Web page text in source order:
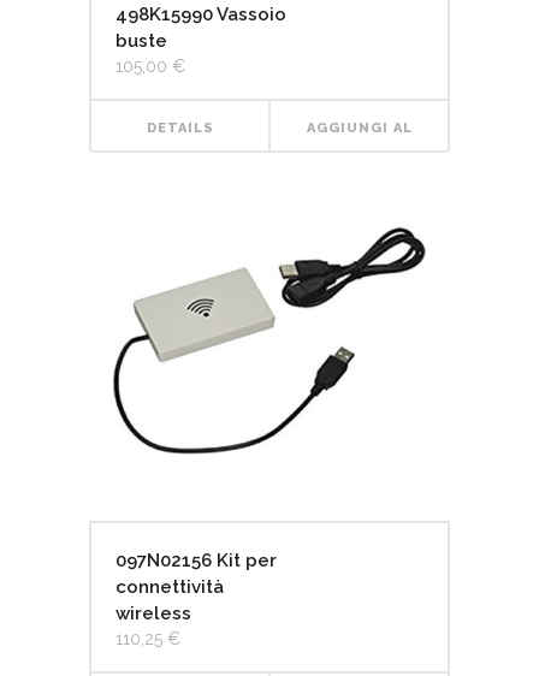
498K15990 Vassoio
buste
105,00 €
DETAILS AGGIUNGI AL
097N02156 Kit per
connettività
wireless
110,25 €